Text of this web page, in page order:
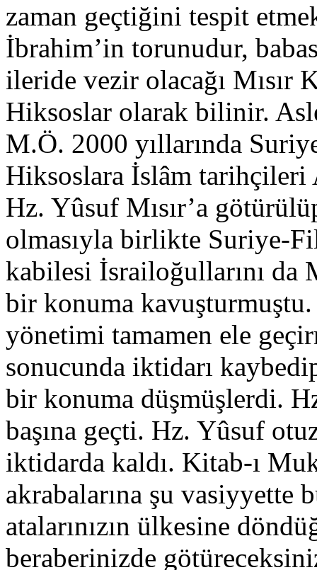
zaman geçtiğini tespit
İbrahim’in torunudur,
ileride vezir olacağı Mısır
Hiksoslar olarak bilinir.
M.Ö. 2000 yıllarında
Hiksoslara İslâm tarihçileri
Hz. Yûsuf Mısır’a
olmasıyla birlikte Suriye-
kabilesi İsrailoğullarını da
bir konuma
yönetimi tamamen ele
sonucunda iktidarı
bir konuma düşmüşlerdi.
başına geçti. Hz. Yûsuf
iktidarda kaldı. Kitab-ı
akrabalarına şu vasiyyette
atalarınızın ülkesine
beraberinizde